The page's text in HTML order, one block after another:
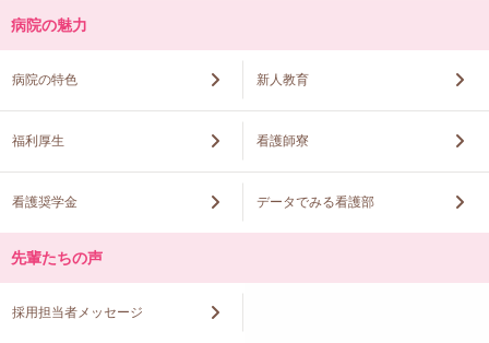
病院の魅力
病院の特色 新人教育
福利厚生 看護師寮
看護奨学金 データでみる看護部
先輩たちの声
採用担当者メッセージ